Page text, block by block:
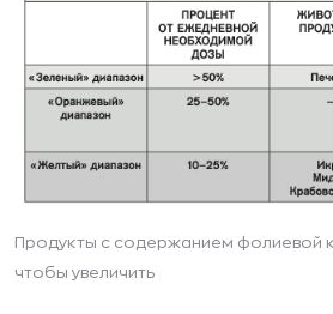
Продукты с содержанием фолиевой
чтобы увеличить